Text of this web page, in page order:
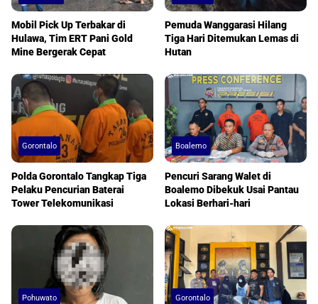
Mobil Pick Up Terbakar di
Hulawa, Tim ERT Pani Gold
Mine Bergerak Cepat
Pemuda Wanggarasi Hilang
Tiga Hari Ditemukan Lemas di
Hutan
Gorontalo
Polda Gorontalo Tangkap Tiga
Pelaku Pencurian Baterai
Tower Telekomunikasi
Boalemo
Pencuri Sarang Walet di
Boalemo Dibekuk Usai Pantau
Lokasi Berhari-hari
Pohuwato Gorontalo